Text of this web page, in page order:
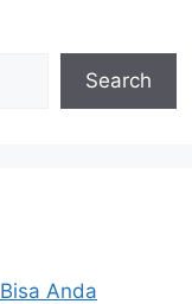
Search
Anda